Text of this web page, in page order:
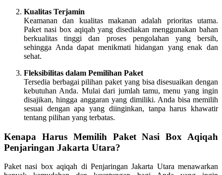
Kualitas Terjamin
Keamanan dan kualitas makanan adalah prioritas utama.
Paket nasi box aqiqah yang disediakan menggunakan bahan
berkualitas tinggi dan proses pengolahan yang bersih,
sehingga Anda dapat menikmati hidangan yang enak dan
sehat.
Fleksibilitas dalam Pemilihan Paket
Tersedia berbagai pilihan paket yang bisa disesuaikan dengan
kebutuhan Anda. Mulai dari jumlah tamu, menu yang ingin
disajikan, hingga anggaran yang dimiliki. Anda bisa memilih
sesuai dengan apa yang diinginkan, tanpa harus khawatir
tentang pilihan yang terbatas.
Kenapa Harus Memilih Paket Nasi Box Aqiqah
Penjaringan Jakarta Utara?
Paket nasi box aqiqah di Penjaringan Jakarta Utara menawarkan